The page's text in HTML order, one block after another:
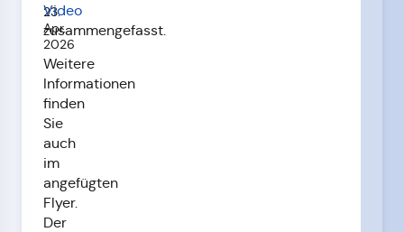
23.
Apr.
2026
Video
zusammengefasst.
Weitere
Informationen
finden
Sie
auch
im
angefügten
Flyer.
Der